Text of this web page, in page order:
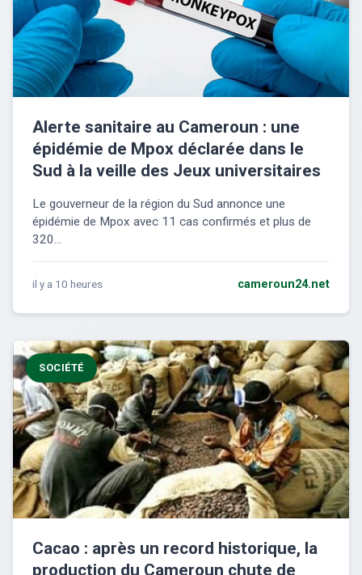
Alerte sanitaire au Cameroun : une
épidémie de Mpox déclarée dans le
Sud à la veille des Jeux universitaires
Le gouverneur de la région du Sud annonce une
épidémie de Mpox avec 11 cas confirmés et plus de
320...
il y a 10 heures cameroun24.net
SOCIÉTÉ
Cacao : après un record historique, la
production du Cameroun chute de